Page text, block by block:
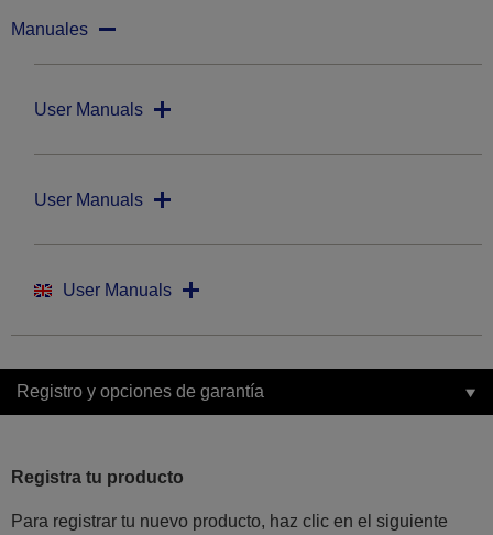
Manuales
User Manuals
User Manuals
User Manuals
Registro y opciones de garantía
Registra tu producto
Para registrar tu nuevo producto, haz clic en el siguiente